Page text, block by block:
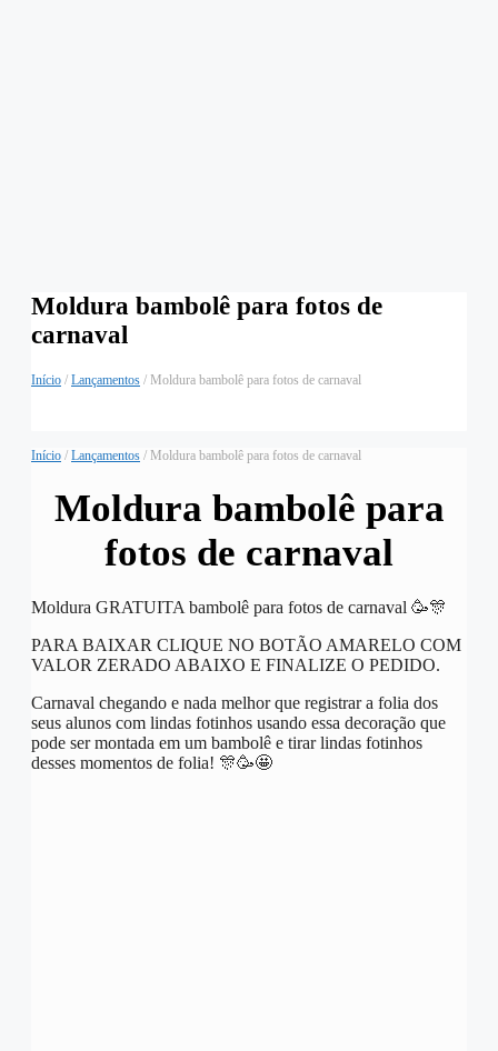
Moldura bambolê para fotos de
carnaval
Início / Lançamentos / Moldura bambolê para fotos de carnaval
Início / Lançamentos / Moldura bambolê para fotos de carnaval
Moldura bambolê para
fotos de carnaval
Moldura GRATUITA bambolê para fotos de carnaval 🥳🎊
PARA BAIXAR CLIQUE NO BOTÃO AMARELO COM
VALOR ZERADO ABAIXO E FINALIZE O PEDIDO.
Carnaval chegando e nada melhor que registrar a folia dos
seus alunos com lindas fotinhos usando essa decoração que
pode ser montada em um bambolê e tirar lindas fotinhos
desses momentos de folia! 🎊🥳🤩